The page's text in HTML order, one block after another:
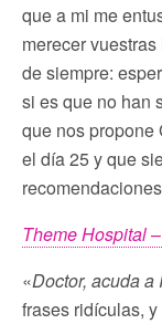
que a mi me
merecer
de siempre:
si es que no han
que nos propone
el día 25 y que
Theme Hospital
«Doctor, acuda a
frases ridículas,